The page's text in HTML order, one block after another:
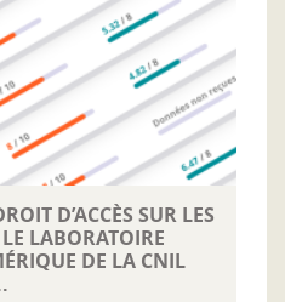
D’ACCÈS SUR LES
LABORATOIRE
DE LA CNIL